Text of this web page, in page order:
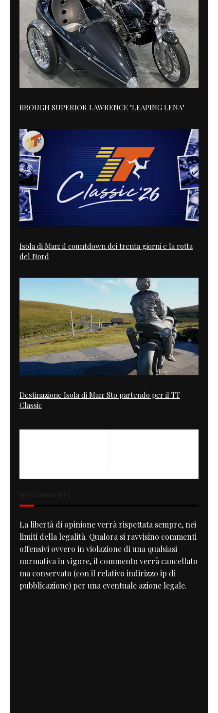
BROUGH SUPERIOR LAWRENCE "LEAPING LENA"
Isola di Man: il countdown dei trenta giorni e la rotta
del Nord
Destinazione Isola di Man: Sto partendo per il TT
Classic
La libertà di opinione verrà rispettata sempre, nei
limiti della legalità. Qualora si ravvisino commenti
offensivi ovvero in violazione di una qualsiasi
normativa in vigore, il commento verrà cancellato
ma conservato (con il relativo indirizzo ip di
pubblicazione) per una eventuale azione legale.